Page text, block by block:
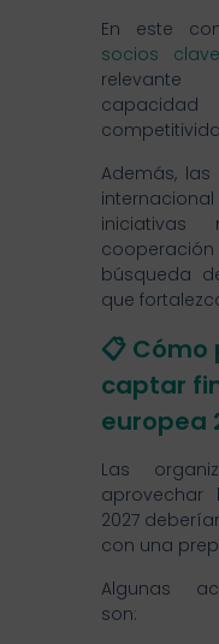
En este
socios clave
Además,
iniciativas
búsqueda
que
📋
captar
europea
Las
aprovechar
2027
con una
Algunas
son: